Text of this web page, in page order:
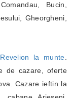
Bucin,
Gheorgheni,
la munte
de cazare, oferte
Cazare ieftin la